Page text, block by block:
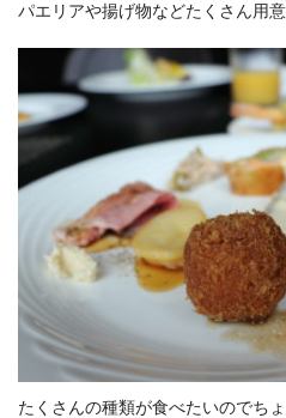
パエリアや揚げ物などたくさん用
たくさんの種類が食べたいのでち